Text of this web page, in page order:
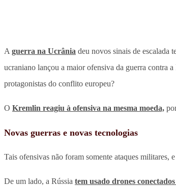
A guerra na Ucrânia deu novos sinais de escalada
ucraniano lançou a maior ofensiva da guerra contra
protagonistas do conflito europeu?
O Kremlin reagiu à ofensiva na mesma moeda,
Novas guerras e novas tecnologias
Tais ofensivas não foram somente ataques militares,
De um lado, a Rússia tem usado drones